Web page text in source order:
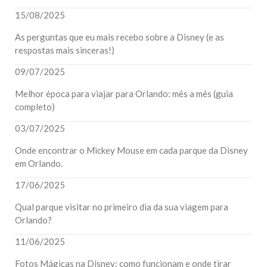
15/08/2025
As perguntas que eu mais recebo sobre a Disney (e as
respostas mais sinceras!)
09/07/2025
Melhor época para viajar para Orlando: mês a mês (guia
completo)
03/07/2025
Onde encontrar o Mickey Mouse em cada parque da Disney
em Orlando.
17/06/2025
Qual parque visitar no primeiro dia da sua viagem para
Orlando?
11/06/2025
Fotos Mágicas na Disney: como funcionam e onde tirar